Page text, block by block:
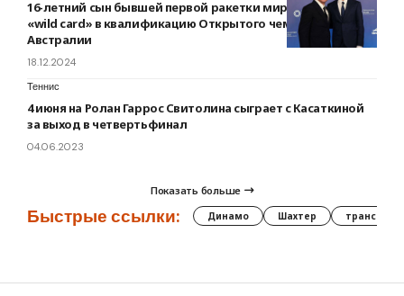
16-летний сын бывшей первой ракетки мира получил
«wild card» в квалификацию Открытого чемпионата
Австралии
18.12.2024
Теннис
4 июня на Ролан Гаррос Свитолина сыграет с Касаткиной
за выход в четвертьфинал
04.06.2023
Показать больше
Быстрые ссылки: Динамо Шахтер трансферы